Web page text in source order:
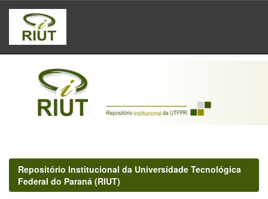
Skip
navigation
Repositório Institucional da Universidade Tecnológica
Federal do Paraná (RIUT)